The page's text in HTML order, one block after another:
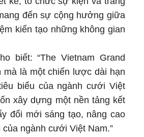
đến sự cộng hưởng giữa
kiến tạo những không gian
biết: “The Vietnam Grand
là một chiến lược dài hạn
biểu của ngành cưới Việt
xây dựng một nền tảng kết
đổi mới sáng tạo, nâng cao
ngành cưới Việt Nam.”